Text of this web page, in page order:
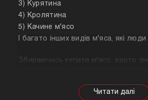
3) Курятина
4) Кролятина
5) Качине м'ясо
І багато інших видів м'яса, які
Збираючись купити м'ясо, варто
залежності від тварини
будуть змінюватися, так само як